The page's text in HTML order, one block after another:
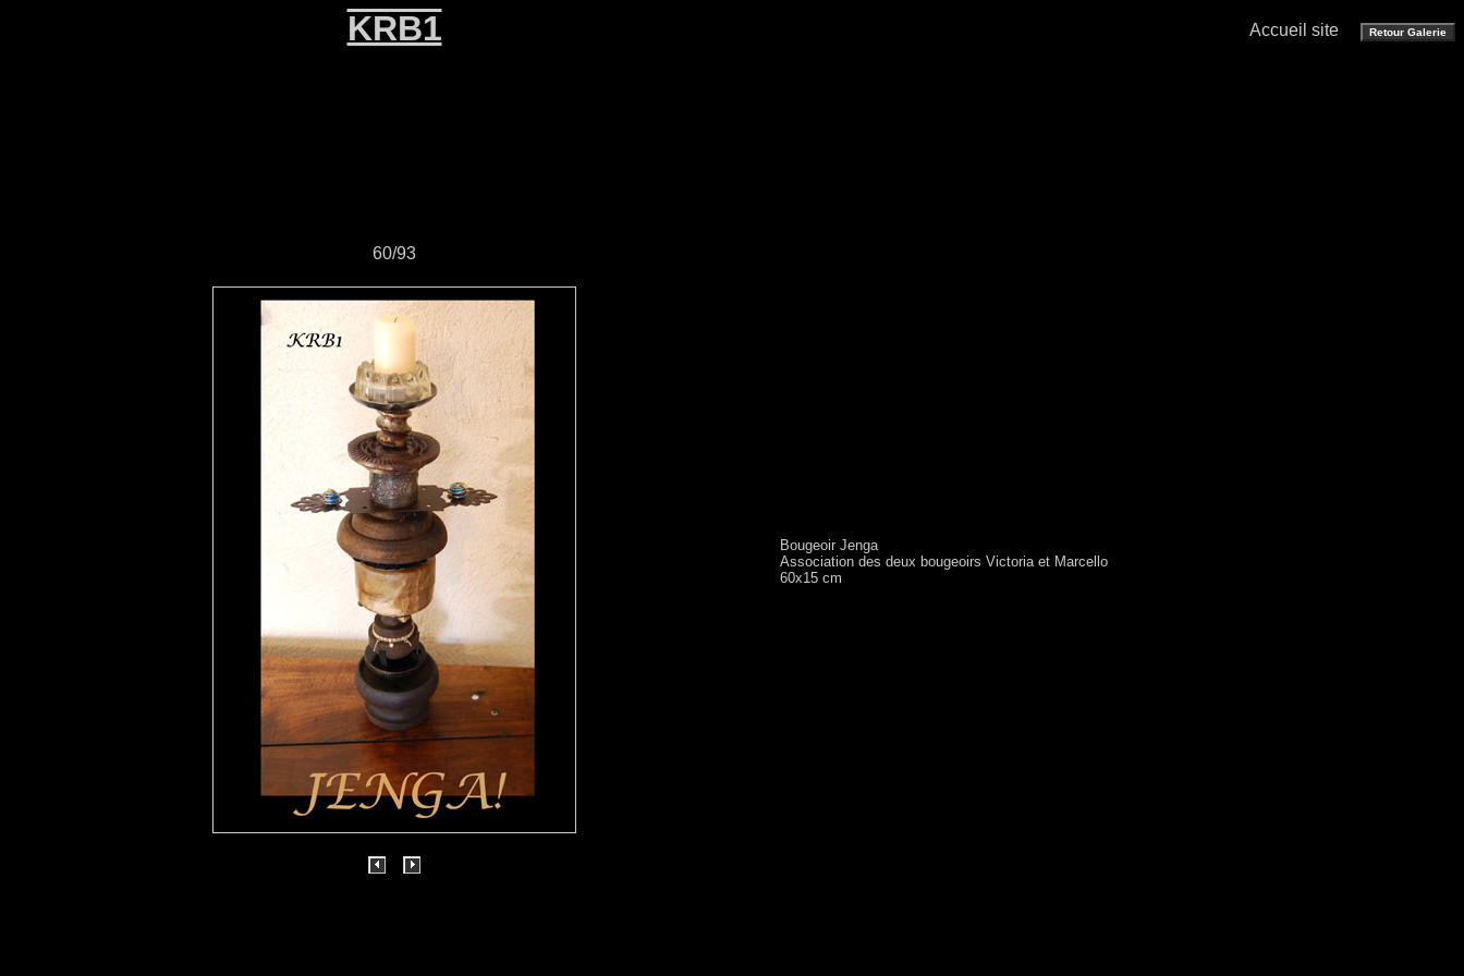
KRB1 Accueil site
60/93
Bougeoir Jenga
Association des deux bougeoirs Victoria et Marcello
60x15 cm